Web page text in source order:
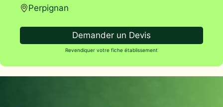
Perpignan
Demander un Devis
Revendiquer votre fiche établissement